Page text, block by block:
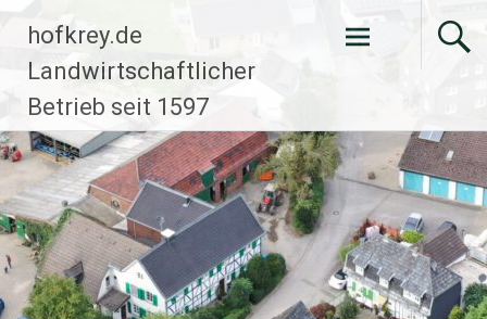
Zum
Inhalt
springen
hofkrey.de
Landwirtschaftlicher
Betrieb seit 1597